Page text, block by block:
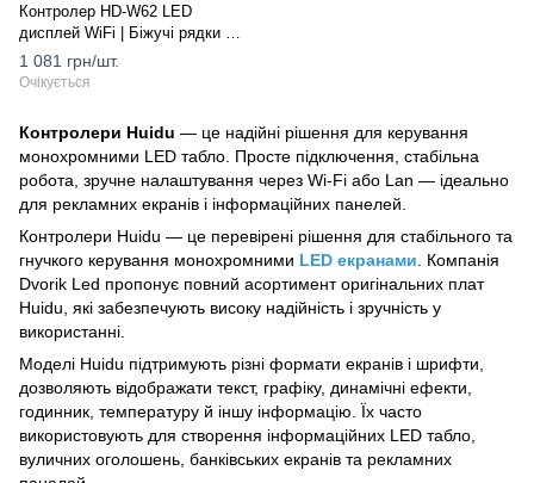
Контролер HD-W62 LED
дисплей WiFi | Біжучі рядки від
Dvorik Led
1 081 грн/шт.
Очікується
Контролери Huidu — це надійні рішення для керування
монохромними LED табло. Просте підключення, стабільна
робота, зручне налаштування через Wi-Fi або Lan — ідеально
для рекламних екранів і інформаційних панелей.
Контролери Huidu — це перевірені рішення для стабільного та
гнучкого керування монохромними LED екранами . Компанія
Dvorik Led пропонує повний асортимент оригінальних плат
Huidu, які забезпечують високу надійність і зручність у
використанні.
Моделі Huidu підтримують різні формати екранів і шрифти,
дозволяють відображати текст, графіку, динамічні ефекти,
годинник, температуру й іншу інформацію. Їх часто
використовують для створення інформаційних LED табло,
вуличних оголошень, банківських екранів та рекламних